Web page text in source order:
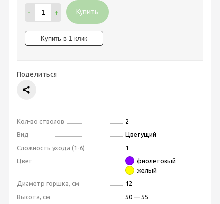
- + Купить
Поделиться
Кол-во стволов
2
Вид
Цветущий
Сложность ухода (1-6)
1
Цвет
фиолетовый
желый
Диаметр горшка, см
12
Высота, см
50 — 55